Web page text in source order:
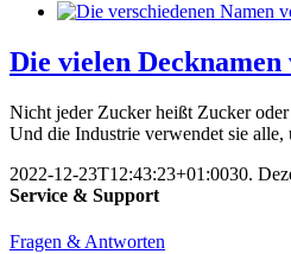
Die vielen
Nicht jeder Zucker heißt Zucker
Und die Industrie verwendet sie
2022-12-23T12:43:23+01:0030.
Service & Support
Fragen & Antworten